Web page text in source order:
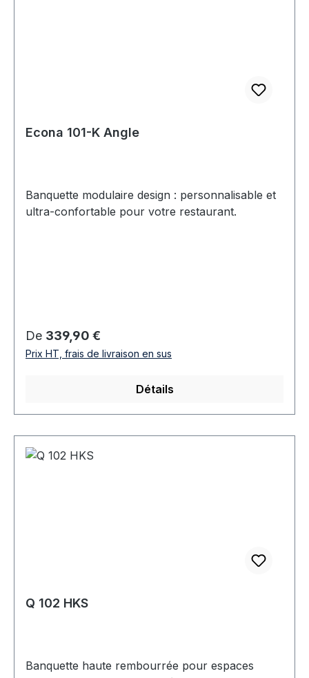
Econa 101-K Angle
Banquette modulaire design : personnalisable et
ultra-confortable pour votre restaurant.
Prix régulier :
De 339,90 €
Prix HT, frais de livraison en sus
Détails
Q 102 HKS
Banquette haute rembourrée pour espaces